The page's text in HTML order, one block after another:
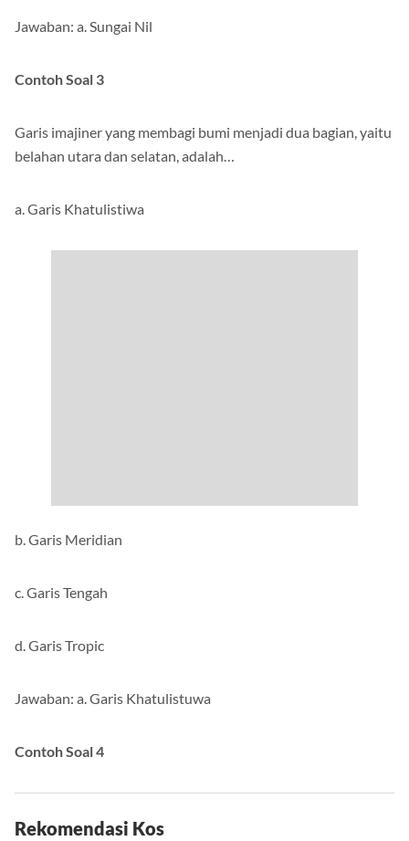
Jawaban: a. Sungai Nil
Contoh Soal 3
Garis imajiner yang membagi bumi menjadi dua bagian, yaitu
belahan utara dan selatan, adalah…
a. Garis Khatulistiwa
b. Garis Meridian
c. Garis Tengah
d. Garis Tropic
Jawaban: a. Garis Khatulistuwa
Contoh Soal 4
Rekomendasi Kos